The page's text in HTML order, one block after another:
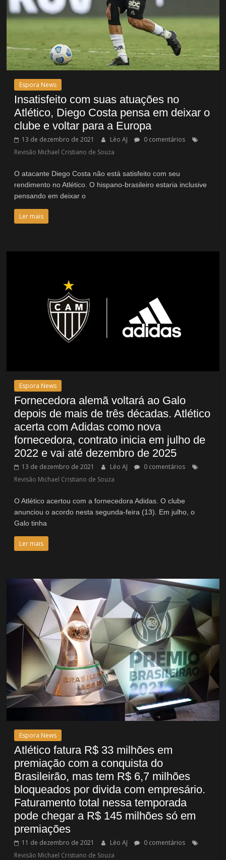
Espora News
Insatisfeito com suas atuações no
Atlético, Diego Costa pensa em deixar o
clube e voltar para a Europa
13 de dezembro de 2021 Léo AJ
0 comentários
Revisão Michael Cristiano de Souza
O atacante Diego Costa não está satisfeito com seu
rendimento no Atlético. O hispano-brasileiro estaria inclusive
pensando em deixar o
Ler mais
Espora News
Fornecedora alemã voltará ao Galo
depois de mais de três décadas. Atlético
acerta com Adidas como nova
fornecedora, contrato inicia em julho de
2022 e vai até dezembro de 2025
13 de dezembro de 2021 Léo AJ
0 comentários
Revisão Michael Cristiano de Souza
O Atlético acertou com a fornecedora Adidas. O clube
anunciou o acordo nesta segunda-feira (13). Em julho, o
Galo tinha
Ler mais
Espora News
Atlético fatura R$ 33 milhões em
premiação com a conquista do
Brasileirão, mas tem R$ 6,7 milhões
bloqueados por divida com empresário.
Faturamento total nessa temporada
pode chegar a R$ 145 milhões só em
premiações
11 de dezembro de 2021 Léo AJ
0 comentários
Revisão Michael Cristiano de Souza